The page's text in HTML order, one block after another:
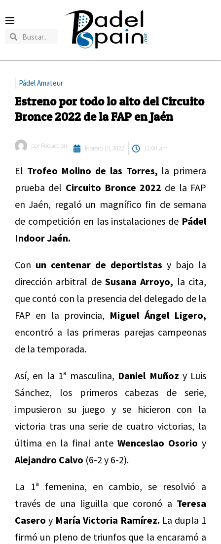
Pádel Amateur
Estreno por todo lo alto del Circuito
Bronce 2022 de la FAP en Jaén
por Redaccion febrero 15, 2022 11:00 am
El Trofeo Molino de las Torres, la primera
prueba del Circuito Bronce 2022 de la FAP
en Jaén, regaló un magnífico fin de semana
de competición en las instalaciones de Pádel
Indoor Jaén.
Con un centenar de deportistas y bajo la
dirección arbitral de Susana Arroyo, la cita,
que contó con la presencia del delegado de la
FAP en la provincia, Miguel Ángel Ligero,
encontró a las primeras parejas campeonas
de la temporada.
Así, en la 1ª masculina, Daniel Muñoz y Luis
Sánchez, los primeros cabezas de serie,
impusieron su juego y se hicieron con la
victoria tras una serie de cuatro victorias, la
última en la final anteWenceslao Osorio y
Alejandro Calvo (6-2 y 6-2).
La 1ª femenina, en cambio, se resolvió a
través de una liguilla que coronó a Teresa
Casero y María Victoria Ramírez. La dupla 1
firmó un pleno de triunfos que la encaramó a